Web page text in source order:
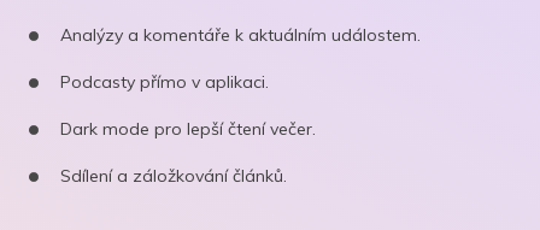
Analýzy a komentáře k aktuálním událostem.
Podcasty přímo v aplikaci.
Dark mode pro lepší čtení večer.
Sdílení a záložkování článků.